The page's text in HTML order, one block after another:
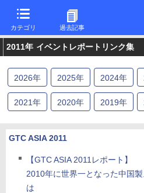
カテゴリ 過去記事
2011年 イベントレポートリンク集
2026年 2025年 2024年
2021年 2020年 2019年
GTC ASIA 2011
【GTC ASIA 2011レポート】
2010年に世界一となった中国
は